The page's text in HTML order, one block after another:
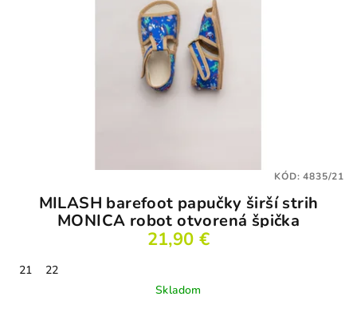
MILASH barefoot papučky širší strih
MONICA robot otvorená špička
21,90 €
21
22
Skladom
KÓD:4835/21